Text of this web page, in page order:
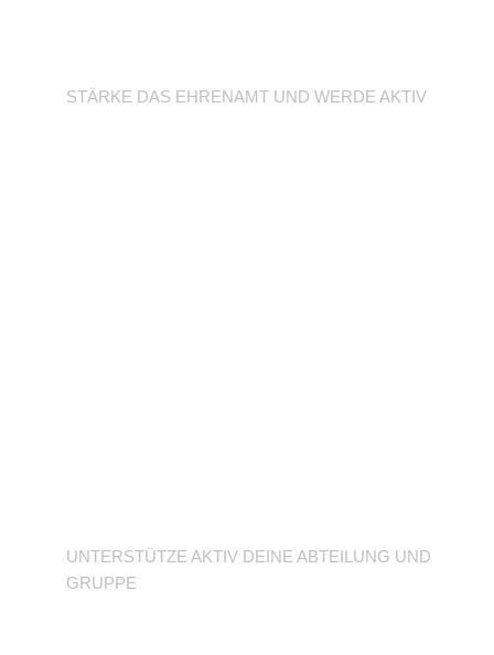
STÄRKE DAS EHRENAMT UND WERDE AKTIV
UNTERSTÜTZE AKTIV DEINE ABTEILUNG UND
GRUPPE